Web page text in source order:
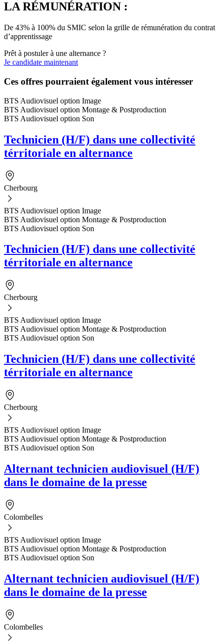
LA RÉMUNÉRATION :
De 43% à 100% du SMIC selon la grille de rémunération du contrat
d’apprentissage
Prêt à postuler à une alternance ?
Je candidate maintenant
Ces offres pourraient également vous intéresser
BTS Audiovisuel option Image
BTS Audiovisuel option Montage & Postproduction
BTS Audiovisuel option Son
Technicien (H/F) dans une collectivité
térritoriale en alternance
Cherbourg
BTS Audiovisuel option Image
BTS Audiovisuel option Montage & Postproduction
BTS Audiovisuel option Son
Technicien (H/F) dans une collectivité
térritoriale en alternance
Cherbourg
BTS Audiovisuel option Image
BTS Audiovisuel option Montage & Postproduction
BTS Audiovisuel option Son
Technicien (H/F) dans une collectivité
térritoriale en alternance
Cherbourg
BTS Audiovisuel option Image
BTS Audiovisuel option Montage & Postproduction
BTS Audiovisuel option Son
Alternant technicien audiovisuel (H/F)
dans le domaine de la presse
Colombelles
BTS Audiovisuel option Image
BTS Audiovisuel option Montage & Postproduction
BTS Audiovisuel option Son
Alternant technicien audiovisuel (H/F)
dans le domaine de la presse
Colombelles